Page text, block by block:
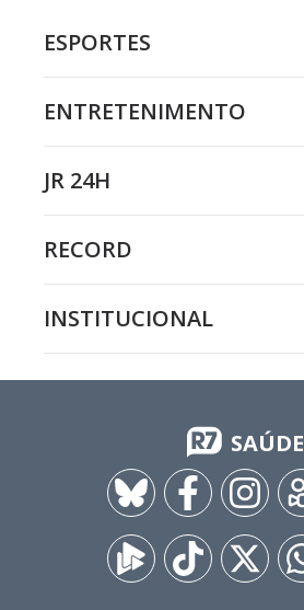
ESPORTES
ENTRETENIMENTO
JR 24H
RECORD
INSTITUCIONAL
SAÚDE